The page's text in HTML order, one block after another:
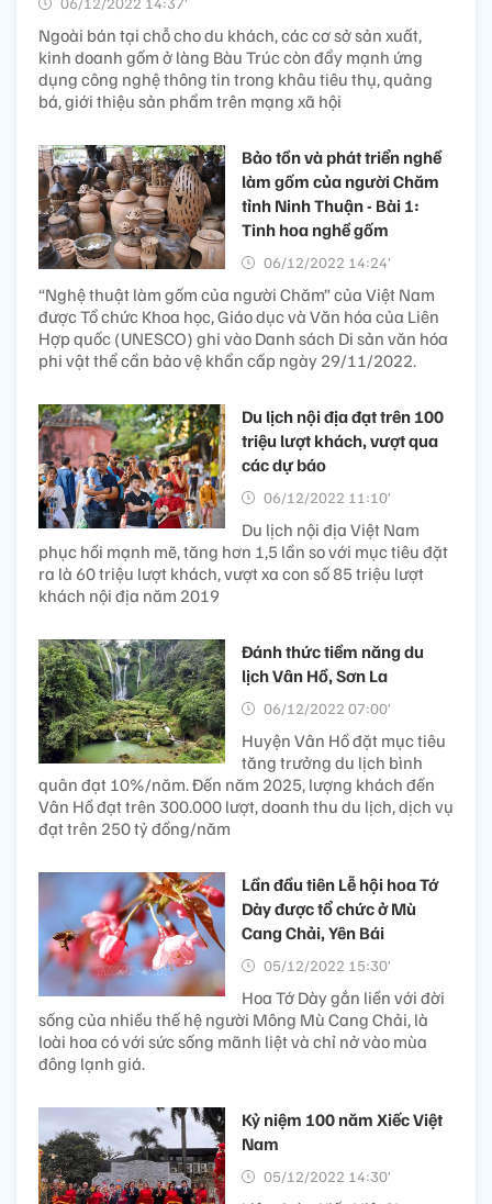
Ngoài bán tại chỗ cho du khách, các cơ sở sản xuất,
kinh doanh gốm ở làng Bàu Trúc còn đẩy mạnh ứng
dụng công nghệ thông tin trong khâu tiêu thụ, quảng
bá, giới thiệu sản phẩm trên mạng xã hội
Bảo tồn và phát triển nghề
làm gốm của người Chăm
tỉnh Ninh Thuận - Bài 1:
Tinh hoa nghề gốm
06/12/2022 14:24’
“Nghệ thuật làm gốm của người Chăm” của Việt Nam
được Tổ chức Khoa học, Giáo dục và Văn hóa của Liên
Hợp quốc (UNESCO) ghi vào Danh sách Di sản văn hóa
phi vật thể cần bảo vệ khẩn cấp ngày 29/11/2022.
Du lịch nội địa đạt trên 100
triệu lượt khách, vượt qua
các dự báo
06/12/2022 11:10’
Du lịch nội địa Việt Nam
phục hồi mạnh mẽ, tăng hơn 1,5 lần so với mục tiêu đặt
ra là 60 triệu lượt khách, vượt xa con số 85 triệu lượt
khách nội địa năm 2019
Đánh thức tiềm năng du
lịch Vân Hồ, Sơn La
06/12/2022 07:00’
Huyện Vân Hồ đặt mục tiêu
tăng trưởng du lịch bình
quân đạt 10%/năm. Đến năm 2025, lượng khách đến
Vân Hồ đạt trên 300.000 lượt, doanh thu du lịch, dịch vụ
đạt trên 250 tỷ đồng/năm
Lần đầu tiên Lễ hội hoa Tớ
Dày được tổ chức ở Mù
Cang Chải, Yên Bái
05/12/2022 15:30’
Hoa Tớ Dày gắn liền với đời
sống của nhiều thế hệ người Mông Mù Cang Chải, là
loài hoa có với sức sống mãnh liệt và chỉ nở vào mùa
đông lạnh giá.
Kỷ niệm 100 năm Xiếc Việt
Nam
05/12/2022 14:30’